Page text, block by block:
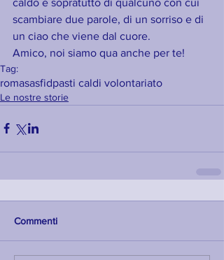
scambiare due parole, di un sorriso e di
un ciao che viene dal cuore.
Amico, noi siamo qua anche per te!
Tag:
romasasfidpasti caldi volontariato
Le nostre storie
Commenti